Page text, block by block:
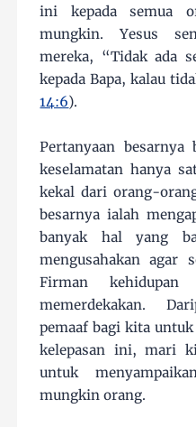
ini kepada semua
mungkin. Yesus
mereka, “Tidak ada
kepada Bapa, kalau
14:6).
Pertanyaan besarnya
keselamatan hanya
kekal dari orang-
besarnya ialah
banyak hal yang
mengusahakan agar
Firman
memerdekakan.
pemaaf bagi kita
kelepasan ini, mari
untuk
mungkin orang.